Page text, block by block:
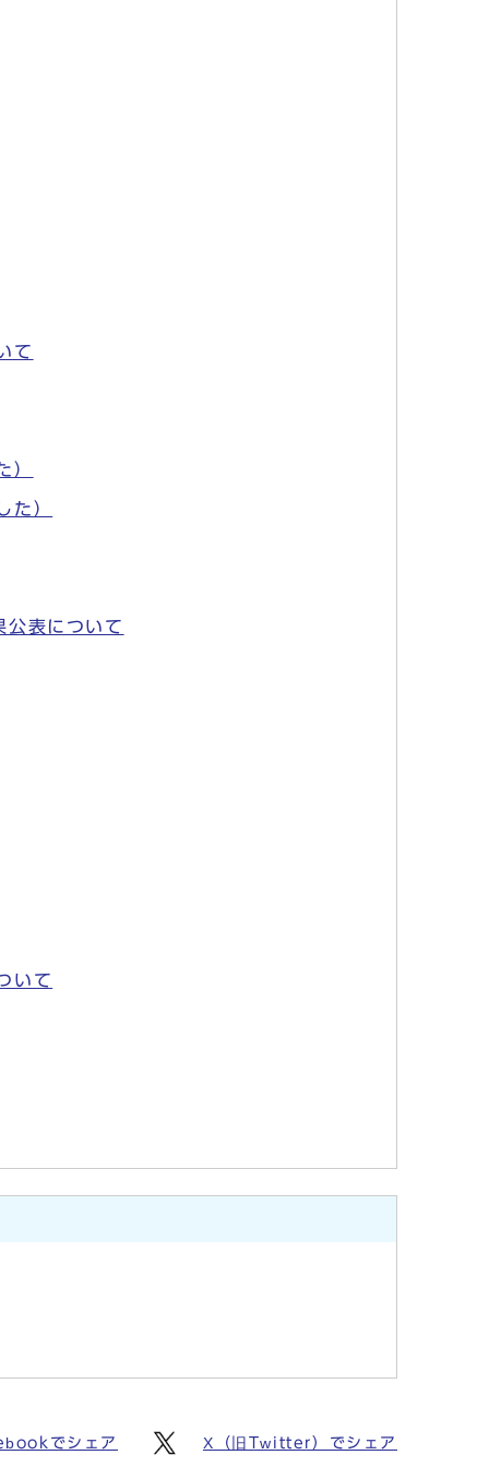
て
）
た）
公表について
いて
でシェア X（旧Twitter）でシェア